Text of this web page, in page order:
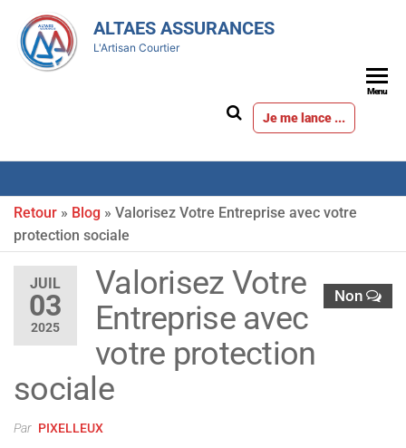
ALTAES ASSURANCES
L'Artisan Courtier
Je me lance ...
Menu
Retour » Blog » Valorisez Votre Entreprise avec votre
protection sociale
JUIL
03
2025
Non
Valorisez Votre
Entreprise avec
votre protection
sociale
Par PIXELLEUX